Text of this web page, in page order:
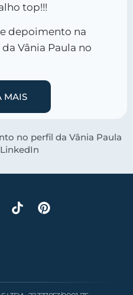
top!!!
depoimento na
Vânia Paula no
MAIS
no perfil da Vânia Paula